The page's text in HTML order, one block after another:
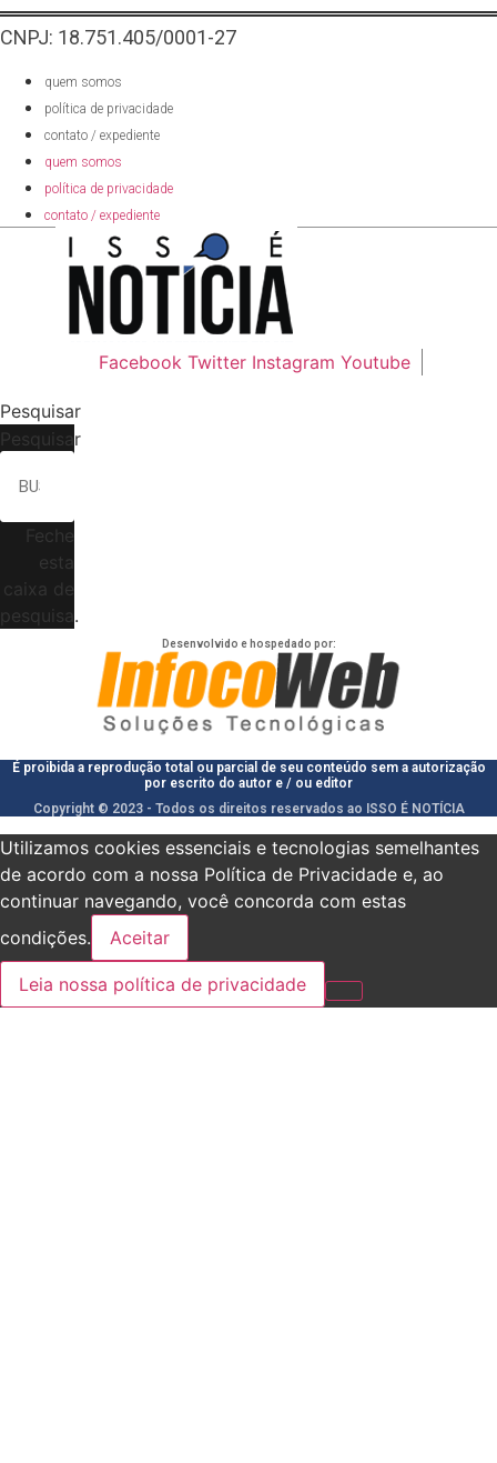
CNPJ: 18.751.405/0001-27
quem somos
política de privacidade
contato / expediente
quem somos
política de privacidade
contato / expediente
Facebook Twitter Instagram Youtube
Pesquisar
Pesquisar
Feche
esta
caixa de
pesquisa.
Desenvolvido e hospedado por:
É proibida a reprodução total ou parcial de seu conteúdo sem a autorização
por escrito do autor e / ou editor
Copyright © 2023 - Todos os direitos reservados ao ISSO É NOTÍCIA
Utilizamos cookies essenciais e tecnologias semelhantes
de acordo com a nossa Política de Privacidade e, ao
continuar navegando, você concorda com estas
condições.
Aceitar
Leia nossa política de privacidade